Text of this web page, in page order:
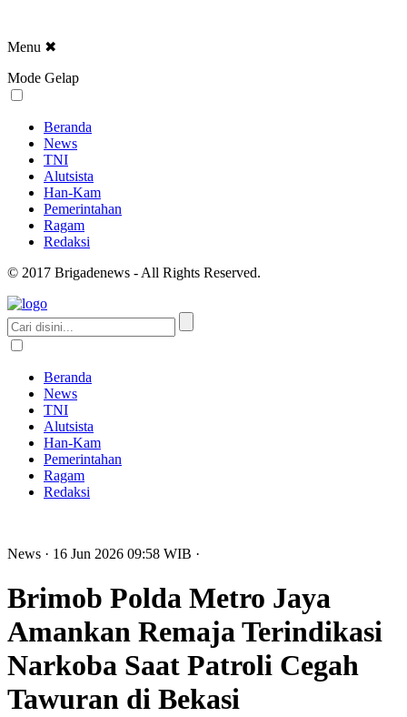
Menu ✖
Mode Gelap
Beranda
News
TNI
Alutsista
Han-Kam
Pemerintahan
Ragam
Redaksi
© 2017 Brigadenews - All Rights Reserved.
Beranda
News
TNI
Alutsista
Han-Kam
Pemerintahan
Ragam
Redaksi
News · 16 Jun 2026 09:58 WIB ·
Brimob Polda Metro Jaya
Amankan Remaja Terindikasi
Narkoba Saat Patroli Cegah
Tawuran di Bekasi